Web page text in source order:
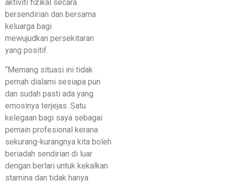
aktiviti fizikal secara
bersendirian dan bersama
keluarga bagi
mewujudkan persekitaran
yang positif.
“Memang situasi ini tidak
pernah dialami sesiapa pun
dan sudah pasti ada yang
emosinya terjejas. Satu
kelegaan bagi saya sebagai
pemain profesional kerana
sekurang-kurangnya kita boleh
beriadah sendirian di luar
dengan berlari untuk kekalkan
stamina dan tidak hanya